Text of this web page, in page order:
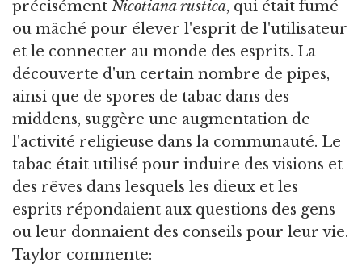
précisément Nicotiana rustica, qui était fumé
ou mâché pour élever l'esprit de l'utilisateur
et le connecter au monde des esprits. La
découverte d'un certain nombre de pipes,
ainsi que de spores de tabac dans des
middens, suggère une augmentation de
l'activité religieuse dans la communauté. Le
tabac était utilisé pour induire des visions et
des rêves dans lesquels les dieux et les
esprits répondaient aux questions des gens
ou leur donnaient des conseils pour leur vie.
Taylor commente: